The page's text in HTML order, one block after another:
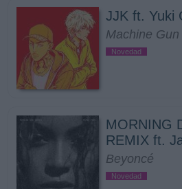
JJK ft. Yuki
Machine
Novedad
MORNING
REMIX ft.
Beyoncé
Novedad